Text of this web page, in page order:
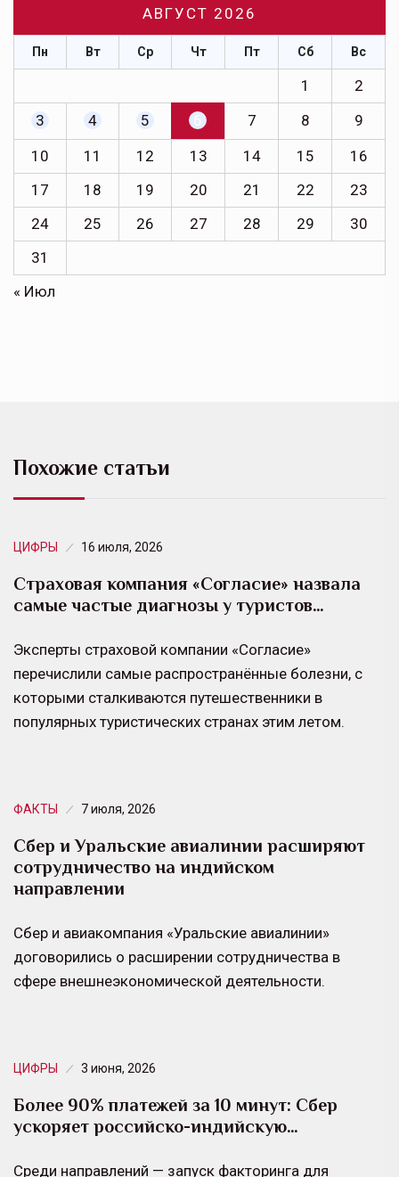
АВГУСТ 2026
Пн Вт Ср Чт Пт Сб Вс
1
2
3
4 5 6 7 8
9
10
11 12 13 14 15
16
17
18 19 20 21 22
23
24
25 26 27 28 29
30
31
« Июл
Похожие статьи
ЦИФРЫ 16 июля, 2026
Страховая компания «Согласие» назвала
самые частые диагнозы у туристов…
Эксперты страховой компании «Согласие»
перечислили самые распространённые болезни, с
которыми сталкиваются путешественники в
популярных туристических странах этим летом.
ФАКТЫ 7 июля, 2026
Сбер и Уральские авиалинии расширяют
сотрудничество на индийском
направлении
Сбер и авиакомпания «Уральские авиалинии»
договорились о расширении сотрудничества в
сфере внешнеэкономической деятельности.
ЦИФРЫ 3 июня, 2026
Более 90% платежей за 10 минут: Сбер
ускоряет российско-индийскую…
Среди направлений — запуск факторинга для